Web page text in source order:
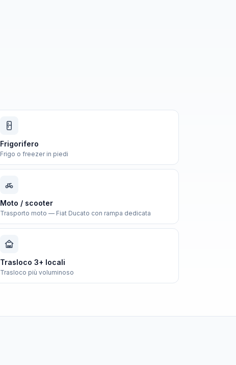
Frigorifero
Frigo o freezer in piedi
Moto / scooter
Trasporto moto — Fiat Ducato con rampa dedicata
Trasloco 3+ locali
Trasloco più voluminoso